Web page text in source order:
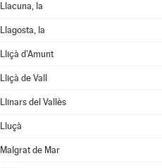
Llacuna, la
Llagosta, la
Lliçà d'Amunt
Lliçà de Vall
Llinars del Vallès
Lluçà
Malgrat de Mar